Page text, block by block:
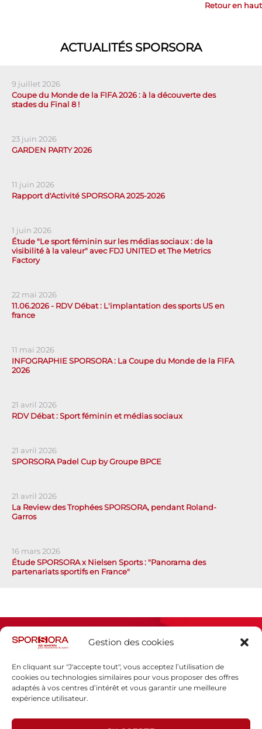
Gestion des cookies
En cliquant sur "J'accepte tout", vous acceptez l’utilisation de
cookies ou technologies similaires pour vous proposer des offres
adaptés à vos centres d’intérêt et vous garantir une meilleure
expérience utilisateur.
Retour en haut
ACTUALITÉS SPORSORA
9 juillet 2026
Coupe du Monde de la FIFA 2026 : à la découverte des
stades du Final 8 !
23 juin 2026
GARDEN PARTY 2026
11 juin 2026
Rapport d'Activité SPORSORA 2025-2026
1 juin 2026
Étude "Le sport féminin sur les médias sociaux : de la
visibilité à la valeur" avec FDJ UNITED et The Metrics
Factory
22 mai 2026
11.06.2026 - RDV Débat : L'implantation des sports US en
france
11 mai 2026
INFOGRAPHIE SPORSORA : La Coupe du Monde de la FIFA
2026
21 avril 2026
RDV Débat : Sport féminin et médias sociaux
21 avril 2026
SPORSORA Padel Cup by Groupe BPCE
21 avril 2026
La Review des Trophées SPORSORA, pendant Roland-
Garros
16 mars 2026
Étude SPORSORA x Nielsen Sports : "Panorama des
partenariats sportifs en France"
Espace presse
Politique de confidentialité